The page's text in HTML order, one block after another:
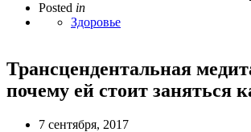
Posted in
Здоровье
Трансцендентальная
почему ей стоит заняться
7 сентября, 2017